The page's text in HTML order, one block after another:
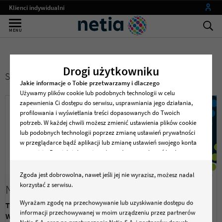
Klienci indywidualni
Małe firmy
Operatorzy
my netia
MENU
Drogi użytkowniku
Jakie informacje o Tobie przetwarzamy i dlaczego
Używamy plików cookie lub podobnych technologii w celu
zapewnienia Ci dostępu do serwisu, usprawniania jego działania,
profilowania i wyświetlania treści dopasowanych do Twoich
potrzeb. W każdej chwili możesz zmienić ustawienia plików cookie
lub podobnych technologii poprzez zmianę ustawień prywatności
w przeglądarce bądź aplikacji lub zmianę ustawień swojego konta
w serwisie. Pamiętaj, że zmiana ta może spowodować brak
Dane osobowe dotyczące korzystania z serwisu, w tym
zapisywane i odczytywane z plików cookie lub podobnych
technologii będą przetwarzane w celu zapewnienia dostępu do
serwisu, w celach marketingowych, w tym profilowania, w celach
wewnętrznych związanych ze świadczeniem usług oraz
Zgoda jest dobrowolna, nawet jeśli jej nie wyrazisz, możesz nadal
korzystać z serwisu.
Wyrażam zgodę na przechowywanie lub uzyskiwanie dostępu do
informacji przechowywanej w moim urządzeniu przez partnerów
SZCZEGÓŁY ZAŁĄCZNIKA PUBLIKACJI
Nowa Netia KV
Typ:Zdjęcie
Wymiary:12500x4758px